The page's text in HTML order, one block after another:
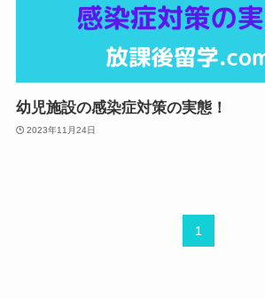
幼児施設の感染症対策の実態！
2023年11月24日
1